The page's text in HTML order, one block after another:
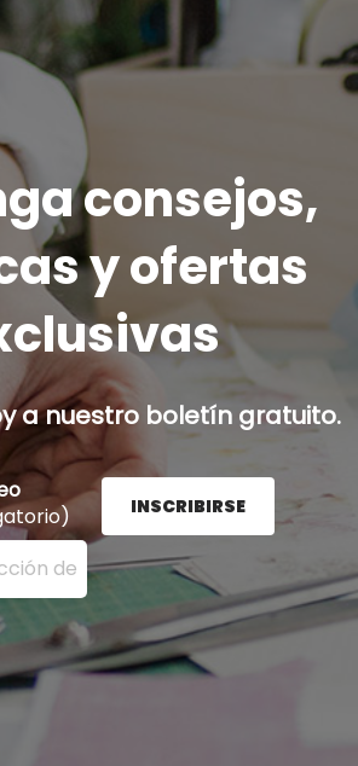
consejos,
y ofertas
a nuestro boletín gratuito.
de correo electrónico aquí y
INSCRIBIRSE